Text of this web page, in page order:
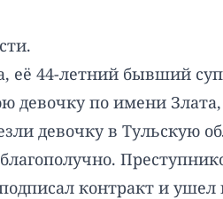
её 44-летний бывший
по имени Злата,
девочку в Тульскую
контракт и ушел